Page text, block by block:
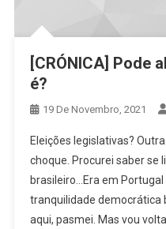
[CRÓNICA] Pode
é?
19 De Novembro, 2021
Eleições legislativas?
choque. Procurei saber se
brasileiro…Era em
tranquilidade democrática
aqui, pasmei. Mas vou